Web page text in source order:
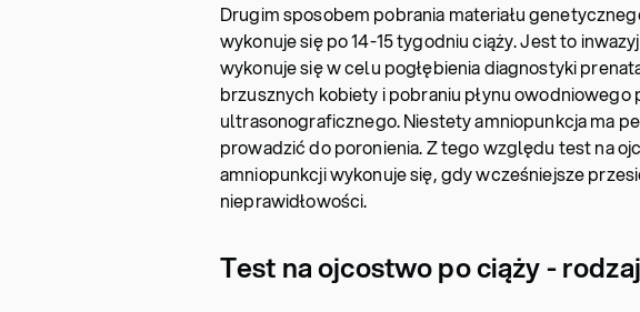
Drugim sposobem pobrania materiału
wykonuje się po 14-15 tygodniu ciąży. Jest to
wykonuje się w celu pogłębienia diagnostyki
brzusznych kobiety i pobraniu płynu owodniowego
ultrasonograficznego. Niestety amniopunkcja ma
prowadzić do poronienia. Z tego względu test na
amniopunkcji wykonuje się, gdy wcześniejsze
nieprawidłowości.
Test na ojcostwo po ciąży -